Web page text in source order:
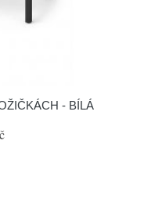
- BÍLÁ